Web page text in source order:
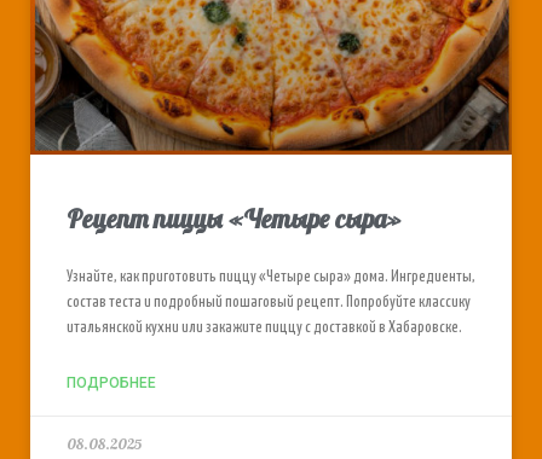
Рецепт пиццы «Четыре сыра»
Узнайте, как приготовить пиццу «Четыре сыра» дома. Ингредиенты,
состав теста и подробный пошаговый рецепт. Попробуйте классику
итальянской кухни или закажите пиццу с доставкой в Хабаровске.
ПОДРОБНЕЕ
08.08.2025